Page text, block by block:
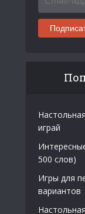
адрес
играй
500 слов)
Игры для
вариантов